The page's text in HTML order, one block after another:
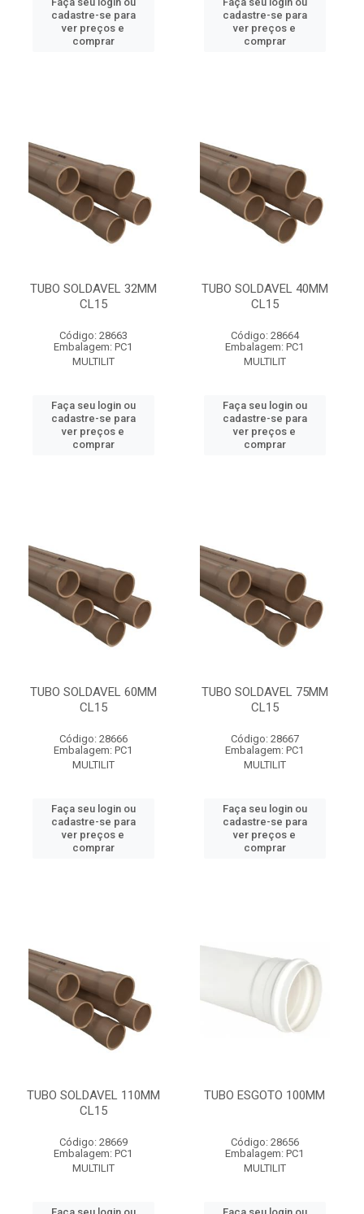
cadastre-se para
ver preços e
comprar
cadastre-se para
ver preços e
comprar
TUBO SOLDAVEL 32MM
CL15
Código: 28663
Embalagem: PC1
MULTILIT
Faça seu login ou
cadastre-se para
ver preços e
comprar
TUBO SOLDAVEL 40MM
CL15
Código: 28664
Embalagem: PC1
MULTILIT
Faça seu login ou
cadastre-se para
ver preços e
comprar
TUBO SOLDAVEL 60MM
CL15
Código: 28666
Embalagem: PC1
MULTILIT
Faça seu login ou
cadastre-se para
ver preços e
comprar
TUBO SOLDAVEL 75MM
CL15
Código: 28667
Embalagem: PC1
MULTILIT
Faça seu login ou
cadastre-se para
ver preços e
comprar
TUBO SOLDAVEL 110MM
CL15
Código: 28669
Embalagem: PC1
MULTILIT
TUBO ESGOTO 100MM
Código: 28656
Embalagem: PC1
MULTILIT